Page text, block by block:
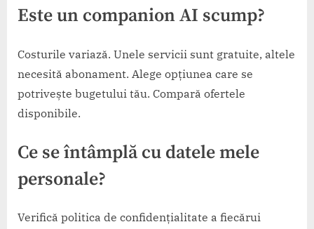
Este un companion AI scump?
Costurile variază. Unele servicii sunt gratuite, altele
necesită abonament. Alege opțiunea care se
potrivește bugetului tău. Compară ofertele
disponibile.
Ce se întâmplă cu datele mele
personale?
Verifică politica de confidențialitate a fiecărui